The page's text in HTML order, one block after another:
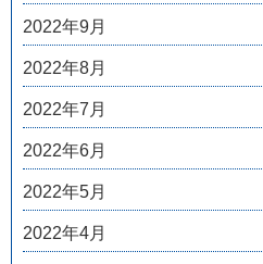
2022年9月
2022年8月
2022年7月
2022年6月
2022年5月
2022年4月